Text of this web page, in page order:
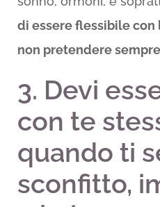
di essere flessibile
non pretendere
3. Devi
con te
quando ti
sconfitto,